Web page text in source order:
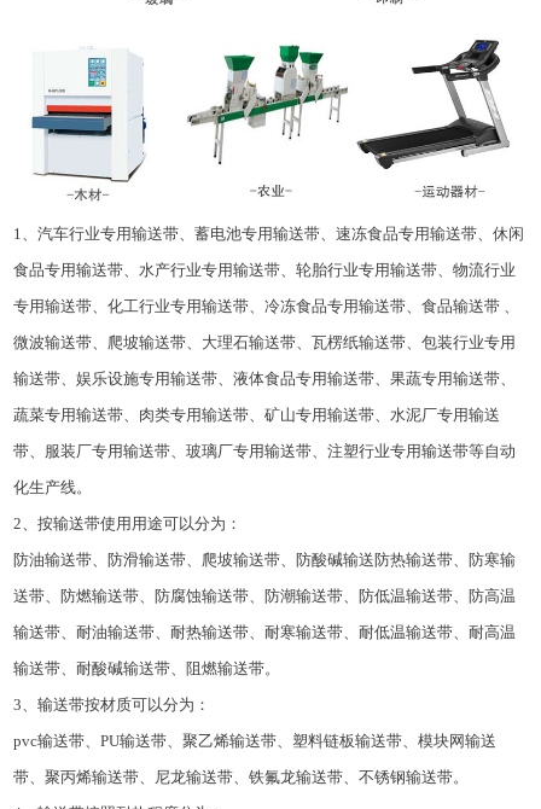
1、汽车行业专用输送带、蓄电池专用输送带、速冻食品专用输送带、休闲
食品专用输送带、水产行业专用输送带、轮胎行业专用输送带、物流行业
专用输送带、化工行业专用输送带、冷冻食品专用输送带、食品输送带 、
微波输送带、爬坡输送带、大理石输送带、瓦楞纸输送带、包装行业专用
输送带、娱乐设施专用输送带、液体食品专用输送带、果蔬专用输送带、
蔬菜专用输送带、肉类专用输送带、矿山专用输送带、水泥厂专用输送
带、服装厂专用输送带、玻璃厂专用输送带、注塑行业专用输送带等自动
化生产线。
2、按输送带使用用途可以分为：
防油输送带、防滑输送带、爬坡输送带、防酸碱输送防热输送带、防寒输
送带、防燃输送带、防腐蚀输送带、防潮输送带、防低温输送带、防高温
输送带、耐油输送带、耐热输送带、耐寒输送带、耐低温输送带、耐高温
输送带、耐酸碱输送带、阻燃输送带。
3、输送带按材质可以分为：
pvc输送带、PU输送带、聚乙烯输送带、塑料链板输送带、模块网输送
带、聚丙烯输送带、尼龙输送带、铁氟龙输送带、不锈钢输送带。